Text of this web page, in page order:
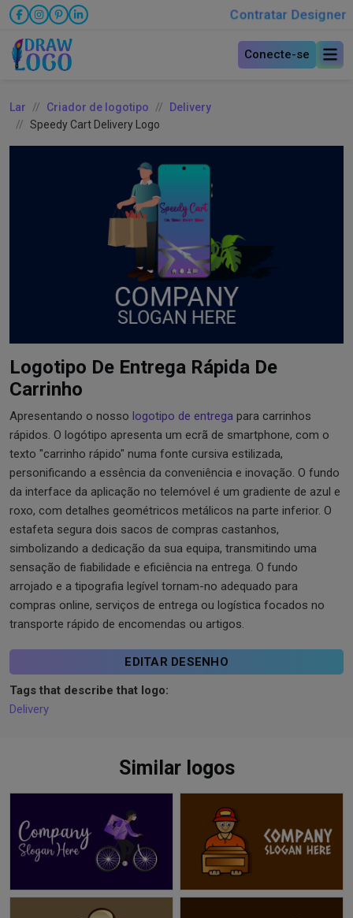
Contratar Designer
Conecte-se
Lar Criador de logotipo
Delivery
Speedy Cart Delivery Logo
Logotipo De Entrega Rápida De
Carrinho
Apresentando o nosso logotipo de entrega para carrinhos
rápidos. O logótipo apresenta um ecrã de smartphone, com o
texto "carrinho rápido" numa fonte cursiva estilizada,
personificando a essência da conveniência e inovação. O fundo
da interface da aplicação no telemóvel é um gradiente de azul e
roxo, com detalhes geométricos metálicos na parte inferior. O
estafeta segura dois sacos de compras castanhos,
simbolizando a dedicação da sua equipa, transmitindo uma
sensação de fiabilidade e eficiência na entrega. O fundo
arrojado e a tipografia legível tornam-no adequado para
compras online, serviços de entrega ou logística focados no
transporte rápido de encomendas ou artigos.
EDITAR DESENHO
Tags that describe that logo:
Delivery
Similar logos